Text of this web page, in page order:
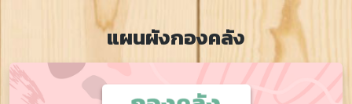
แผนผังกองคลัง